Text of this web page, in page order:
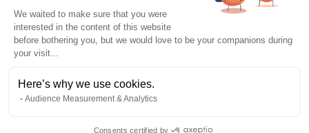
Diana MOURAO BALSA
Médecin Généraliste
We waited to make sure that you were
interested in the content of this website
before bothering you, but we would love to be your companions during
your visit...
Here’s why we use cookies.
Audience Measurement & Analytics
Consents certified by